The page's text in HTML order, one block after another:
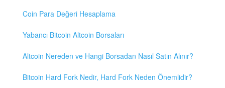
Coin Para Değeri Hesaplama
Yabancı Bitcoin Altcoin Borsaları
Altcoin Nereden ve Hangi Borsadan Nasıl Satın Alınır?
Bitcoin Hard Fork Nedir, Hard Fork Neden Önemlidir?